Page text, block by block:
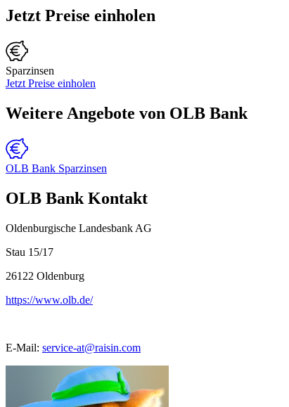
Jetzt Preise einholen
Sparzinsen
Jetzt Preise einholen
Weitere Angebote von OLB Bank
OLB Bank Sparzinsen
OLB Bank Kontakt
Oldenburgische Landesbank AG
Stau 15/17
26122 Oldenburg
https://www.olb.de/
E-Mail: service-at@raisin.com